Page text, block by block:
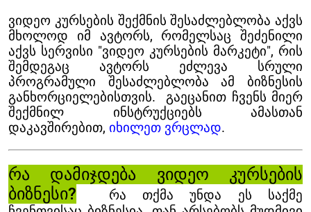
ვიდეო კურსების შექმნის შესაძლებლობა აქვს
მხოლოდ იმ ავტორს, რომელსაც შეძენილი
აქვს სერვისი "ვიდეო კურსების მარკეტი", რის
შემდეგაც ავტორს ეძლევა სრული
პროგრამული შესაძლებლობა ამ ბიზნესის
განხორციელებისთვის. გაეცანით ჩვენს მიერ
შექმნილ ინსტრუქციებს ამასთან
დაკავშირებით, იხილეთ ვრცლად.
რა დამიჯდება ვიდეო კურსების
ბიზნესი?
რა თქმა უნდა ეს საქმე